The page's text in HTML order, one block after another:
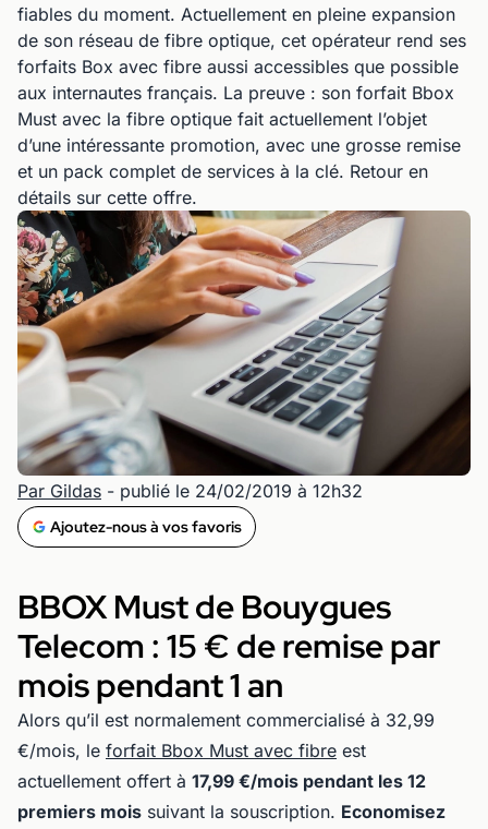
fiables du moment. Actuellement en pleine expansion
de son réseau de fibre optique, cet opérateur rend ses
forfaits Box avec fibre aussi accessibles que possible
aux internautes français. La preuve : son forfait Bbox
Must avec la fibre optique fait actuellement l’objet
d’une intéressante promotion, avec une grosse remise
et un pack complet de services à la clé. Retour en
détails sur cette offre.
Par Gildas - publié le 24/02/2019 à 12h32
Ajoutez-nous à vos favoris
BBOX Must de Bouygues
Telecom : 15 € de remise par
mois pendant 1 an
Alors qu’il est normalement commercialisé à 32,99
€/mois, le forfait Bbox Must avec fibre est
actuellement offert à 17,99 €/mois pendant les 12
premiers mois suivant la souscription. Economisez